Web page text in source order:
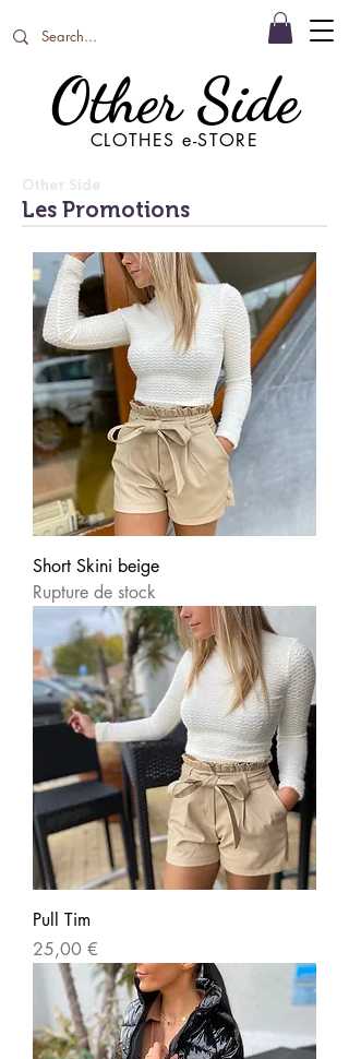
Other Side
CLOTHES e-STORE
Other Side
Les Promotions
Short Skini beige
Rupture de stock
Pull Tim
Prix
25,00 €